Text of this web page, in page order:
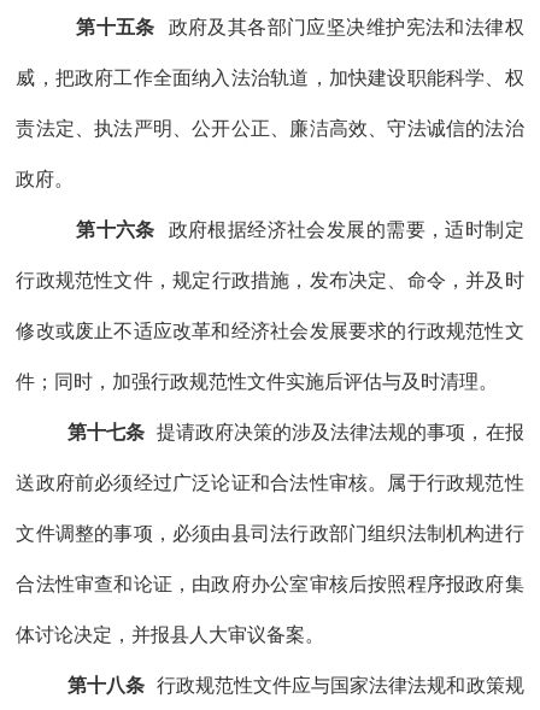
第十五条 政府及 其各部门应坚决维护宪法和法律权
威， 把政府工作全面纳入法治轨道， 加快建设职能科学、权
责法定、执法严明、公开公正、廉洁高效、守法诚信的法治
政府。
第十六条 政府根据经济社会发展的需要，适时制定
行政规范性文件，规定行政措施， 发布决定、命令，并及时
修改或废止不适应改革和经济社会发展要求的行政规范性文
件 ；同时，加强行政规范性文件实施后评估与及时清理。
第十七条 提请政府决策的涉及法律法规的事项，在报
送政府前必须经过广泛论证和合法性审核。属于行政规范性
文件调整的事项，必须由县司法行政部门组织法制机构进行
合法性审查和论证，由政府办公室审核后按照程序报政府集
体讨论决定，并报县人大审议备案。
第十八条 行政规范性文件应与国家法律法规和政策规